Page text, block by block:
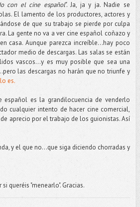
con el cine español". Ja, ja y ja. Nadie se
El lamento de los productores, actores y
de que su trabajo se pierde por culpa
La gente no va a ver cine español coñazo y
casa. Aunque parezca increíble...hay poco
medio de descargas. Las salas se están
vascos...y es muy posible que sea una
las descargas no harán que no triunfe y
es.
español es la grandilocuencia de venderlo
cualquier intento de hacer cine comercial,
aprecio por el trabajo de los guionistas. Así
y el que no...que siga diciendo chorradas y
si queréis "menearlo". Gracias.